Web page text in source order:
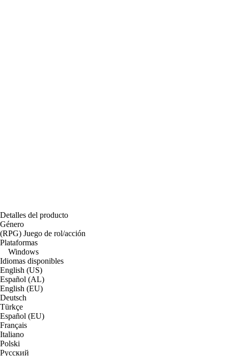
Detalles del producto
Género
(RPG) Juego de rol/acción
Plataformas
Windows
Idiomas disponibles
English (US)
Español (AL)
English (EU)
Deutsch
Türkçe
Español (EU)
Français
Italiano
Polski
Русский